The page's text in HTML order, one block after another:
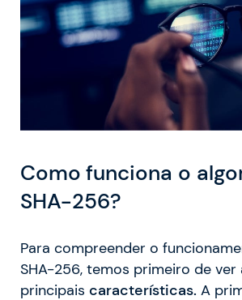
Como funciona o
SHA-256?
Para compreender o
SHA-256, temos primeiro de ver
principais características. A